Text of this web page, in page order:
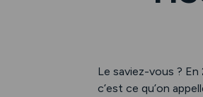
Le saviez-vous ?
c’est ce qu’on